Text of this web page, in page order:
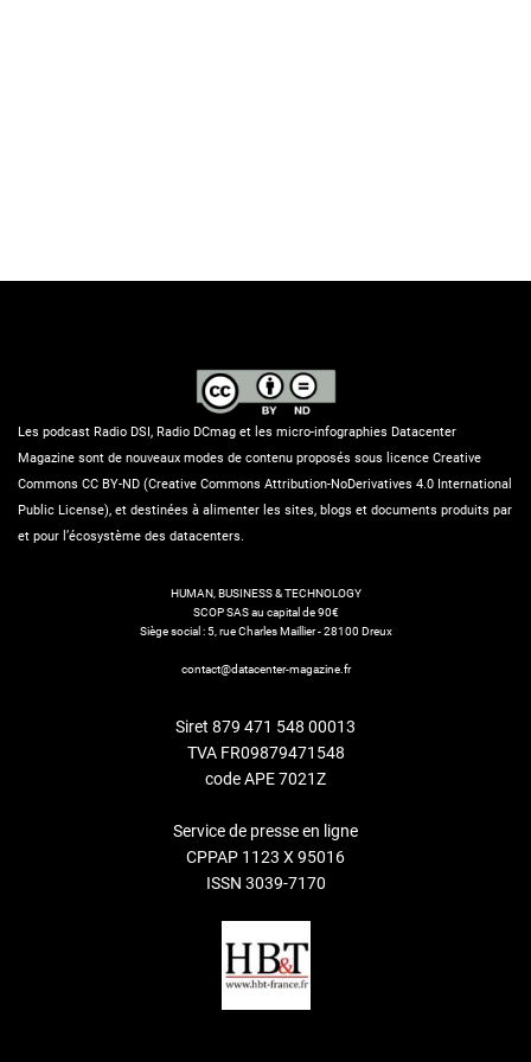
Les podcast Radio DSI, Radio DCmag et les micro-infographies Datacenter
Magazine sont de nouveaux modes de contenu proposés sous licence Creative
Commons CC BY-ND (Creative Commons Attribution-NoDerivatives 4.0 International
Public License), et destinées à alimenter les sites, blogs et documents produits par
et pour l’écosystème des datacenters.
HUMAN, BUSINESS & TECHNOLOGY
SCOP SAS au capital de 90€
Siège social : 5, rue Charles Maillier - 28100 Dreux
contact@datacenter-magazine.fr
Siret 879 471 548 00013
TVA FR09879471548
code APE 7021Z
Service de presse en ligne
CPPAP 1123 X 95016
ISSN 3039-7170